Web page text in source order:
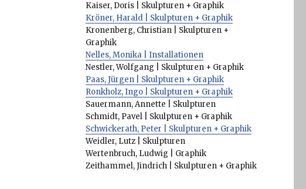
Kaiser, Doris | Skulpturen + Graphik
Kröner, Harald | Skulpturen + Graphik
Kronenberg, Christian | Skulpturen +
Graphik
Nelles, Monika | Installationen
Nestler, Wolfgang | Skulpturen + Graphik
Paas, Jürgen | Skulpturen + Graphik
Ronkholz, Ingo | Skulpturen + Graphik
Sauermann, Annette | Skulpturen
Schmidt, Pavel | Skulpturen + Graphik
Schwickerath, Peter | Skulpturen + Graphik
Weidler, Lutz | Skulpturen
Wertenbruch, Ludwig | Graphik
Zeithammel, Jindrich | Skulpturen + Graphik